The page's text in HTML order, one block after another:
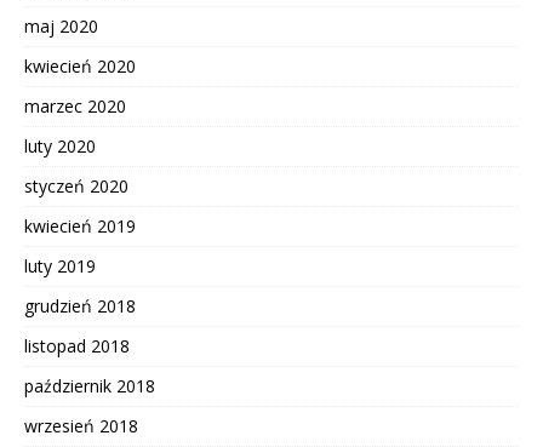
maj 2020
kwiecień 2020
marzec 2020
luty 2020
styczeń 2020
kwiecień 2019
luty 2019
grudzień 2018
listopad 2018
październik 2018
wrzesień 2018